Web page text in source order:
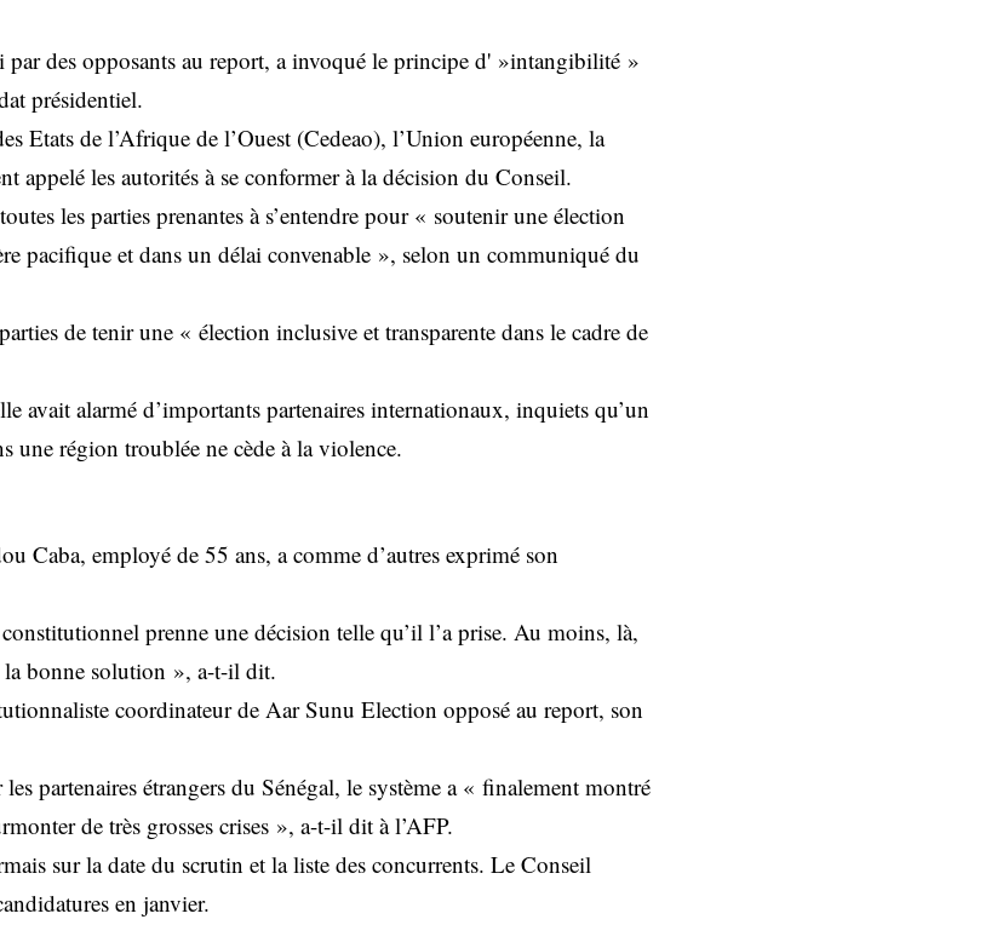
des opposants au report, a invoqué le principe d' »intangibilité »
présidentiel.
Etats de l’Afrique de l’Ouest (Cedeao), l’Union européenne, la
appelé les autorités à se conformer à la décision du Conseil.
les parties prenantes à s’entendre pour « soutenir une élection
pacifique et dans un délai convenable », selon un communiqué du
de tenir une « élection inclusive et transparente dans le cadre de
avait alarmé d’importants partenaires internationaux, inquiets qu’un
une région troublée ne cède à la violence.
Caba, employé de 55 ans, a comme d’autres exprimé son
prenne une décision telle qu’il l’a prise. Au moins, là,
bonne solution », a-t-il dit.
coordinateur de Aar Sunu Election opposé au report, son
partenaires étrangers du Sénégal, le système a « finalement montré
de très grosses crises », a-t-il dit à l’AFP.
sur la date du scrutin et la liste des concurrents. Le Conseil
en janvier.